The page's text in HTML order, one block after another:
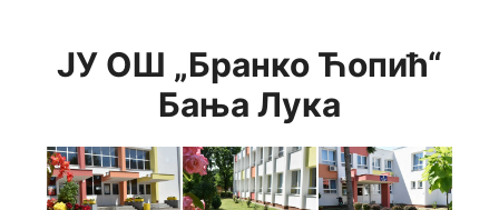
contentЈУ ОШ „Бранко Ћопић“
Бања Лука